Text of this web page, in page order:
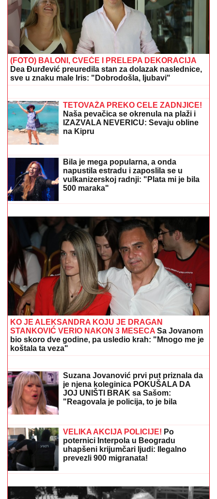
(FOTO) BALONI, CVEĆE I PRELEPA DEKORACIJA
Dea Đurđević preuredila stan za dolazak naslednice,
sve u znaku male Iris: "Dobrodošla, ljubavi"
prodaja karata za naredna dva duela
IZAZVALA NEVERICU: Sevaju obline
na Kipru
SUVI LUKSUZ I EGZOTIKA!Anđela i Gastoz pobegli
na Maldive, pa se pohvalili: Kokteli dobrodošlice,
nestvaran bazen i NEOČEKIVAN SUSRET na ulici
(FOTO)
Bila je mega popularna, a onda
napustila estradu i zaposlila se u
vulkanizerskoj radnji: "Plata mi je bila
500 maraka"
Naš paparaco je uhvatio Lepu Brenu
na krstarenju, a ovi prizori otkrivaju
istinu o odnosu sa novom snajkom